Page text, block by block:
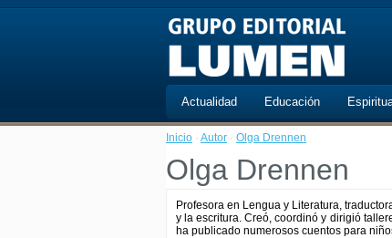
Actualidad Educación
Inicio · Autor · Olga Drennen
Olga Drennen
Profesora en Lengua y Literatura,
y la escritura. Creó, coordinó y dirigió
ha publicado numerosos cuentos para